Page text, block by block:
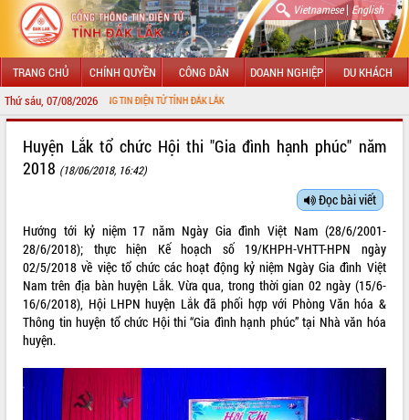
Vietnamese| English
TRANG CHỦ CHÍNH QUYỀN CÔNG DÂN DOANH NGHIỆP DU KHÁCH
Thứ sáu, 07/08/2026
THÔNG TIN ĐIỆN TỬ TỈNH ĐẮK LẮK
LÃNH ĐẠO UBND TỈNH
SỞ, BAN, NGÀNH
UBND CÁC XÃ, PHƯỜNG
THÔNG TIN CHỈ ĐẠO ĐIỀU HÀNH
VĂN BẢN HĐND TỈNH
Huyện Lắk tổ chức Hội thi "Gia đình hạnh phúc" năm
2018 (18/06/2018, 16:42)
Đọc bài viết
Hướng tới kỷ niệm 17 năm Ngày Gia đình Việt Nam (28/6/2001-
28/6/2018); thực hiện Kế hoạch số 19/KHPH-VHTT-HPN ngày
02/5/2018 về việc tổ chức các hoạt động kỷ niệm Ngày Gia đình Việt
Nam trên địa bàn huyện Lắk. Vừa qua, trong thời gian 02 ngày (15/6-
16/6/2018), Hội LHPN huyện Lắk đã phối hợp với Phòng Văn hóa &
Thông tin huyện tổ chức Hội thi “Gia đình hạnh phúc” tại Nhà văn hóa
huyện.